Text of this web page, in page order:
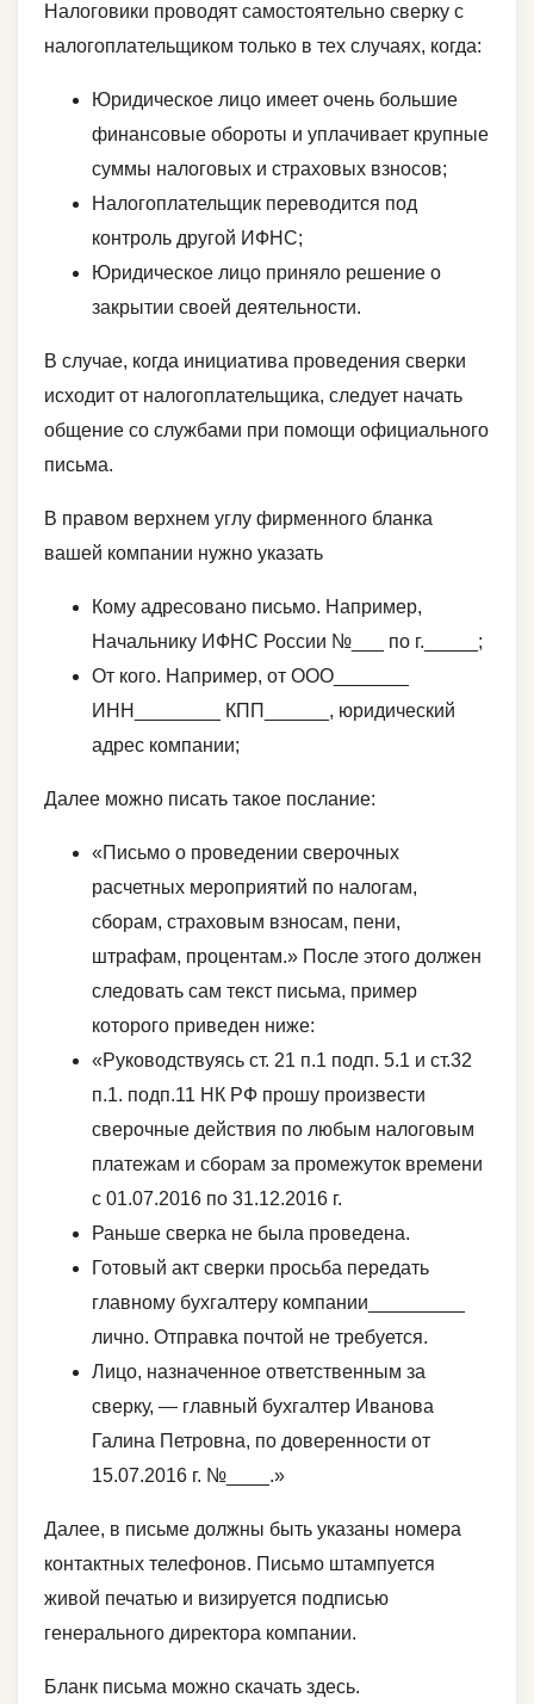
Налоговики проводят самостоятельно сверку с
налогоплательщиком только в тех случаях, когда:
Юридическое лицо имеет очень большие
финансовые обороты и уплачивает крупные
суммы налоговых и страховых взносов;
Налогоплательщик переводится под
контроль другой ИФНС;
Юридическое лицо приняло решение о
закрытии своей деятельности.
В случае, когда инициатива проведения сверки
исходит от налогоплательщика, следует начать
общение со службами при помощи официального
письма.
В правом верхнем углу фирменного бланка
вашей компании нужно указать
Кому адресовано письмо. Например,
Начальнику ИФНС России №___ по г._____;
От кого. Например, от ООО_______
ИНН________ КПП______, юридический
адрес компании;
Далее можно писать такое послание:
«Письмо о проведении сверочных
расчетных мероприятий по налогам,
сборам, страховым взносам, пени,
штрафам, процентам.» После этого должен
следовать сам текст письма, пример
которого приведен ниже:
«Руководствуясь ст. 21 п.1 подп. 5.1 и ст.32
п.1. подп.11 НК РФ прошу произвести
сверочные действия по любым налоговым
платежам и сборам за промежуток времени
с 01.07.2016 по 31.12.2016 г.
Раньше сверка не была проведена.
Готовый акт сверки просьба передать
главному бухгалтеру компании_________
лично. Отправка почтой не требуется.
Лицо, назначенное ответственным за
сверку, — главный бухгалтер Иванова
Галина Петровна, по доверенности от
15.07.2016 г. №____.»
Далее, в письме должны быть указаны номера
контактных телефонов. Письмо штампуется
живой печатью и визируется подписью
генерального директора компании.
Бланк письма можно скачать здесь.